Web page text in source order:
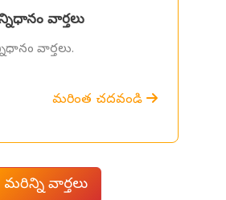
వార్తలు
వార్తలు.
మరింత చదవండి
మరిన్ని వార్తలు